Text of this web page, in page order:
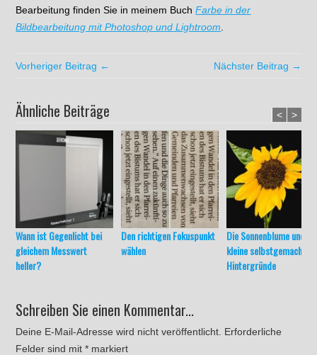
Bearbeitung finden Sie in meinem BuchFarbe in der
Bildbearbeitung mit Photoshop und Lightroom
Vorheriger Beitrag ← Nächster Beitrag →
Ähnliche Beiträge
Wann ist Gegenlicht bei
gleichem Messwert
heller?
Den richtigen Fokuspunkt
wählen
Die Sonnenblume und
kleine selbstgemachte
Hintergründe
< >
Schreiben Sie einen Kommentar...
Deine E-Mail-Adresse wird nicht veröffentlicht. Erforderliche
Felder sind mit* markiert